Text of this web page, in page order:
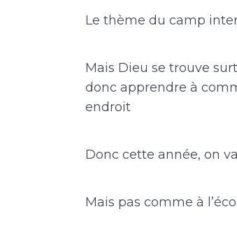
Le thème du camp
Mais Dieu se trouve
donc apprendre à
endroit
Donc cette année, on
Mais pas comme à